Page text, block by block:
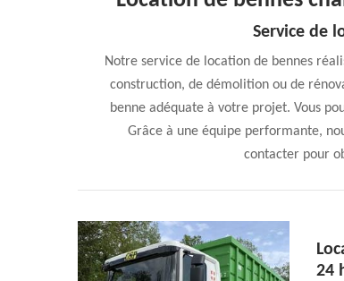
Service de
Notre service de location de bennes
construction, de démolition ou de
benne adéquate à votre projet. Vous
Grâce à une équipe performante,
contacter pour
24